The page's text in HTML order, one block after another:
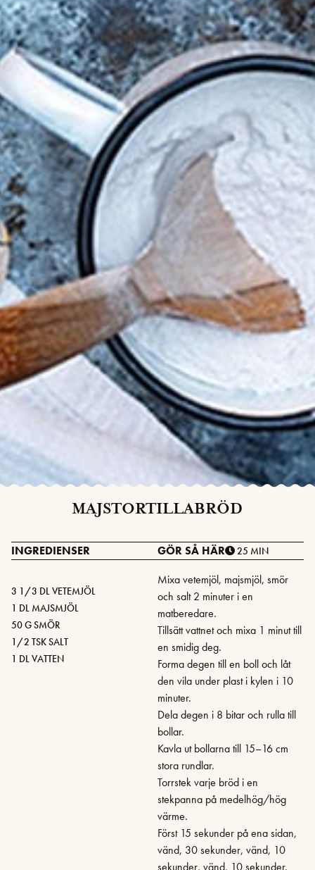
MAJSTORTILLABRÖD
INGREDIENSER
3 1/3 DL VETEMJÖL
1 DL MAJSMJÖL
50 G SMÖR
1/2 TSK SALT
1 DL VATTEN
GÖR SÅ HÄR 25 MIN
Mixa vetemjöl, majsmjöl, smör
och salt 2 minuter i en
matberedare.
Tillsätt vattnet och mixa 1 minut till
en smidig deg.
Forma degen till en boll och låt
den vila under plast i kylen i 10
minuter.
Dela degen i 8 bitar och rulla till
bollar.
Kavla ut bollarna till 15–16 cm
stora rundlar.
Torrstek varje bröd i en
stekpanna på medelhög/hög
värme.
Först 15 sekunder på ena sidan,
vänd, 30 sekunder, vänd, 10
sekunder, vänd, 10 sekunder.